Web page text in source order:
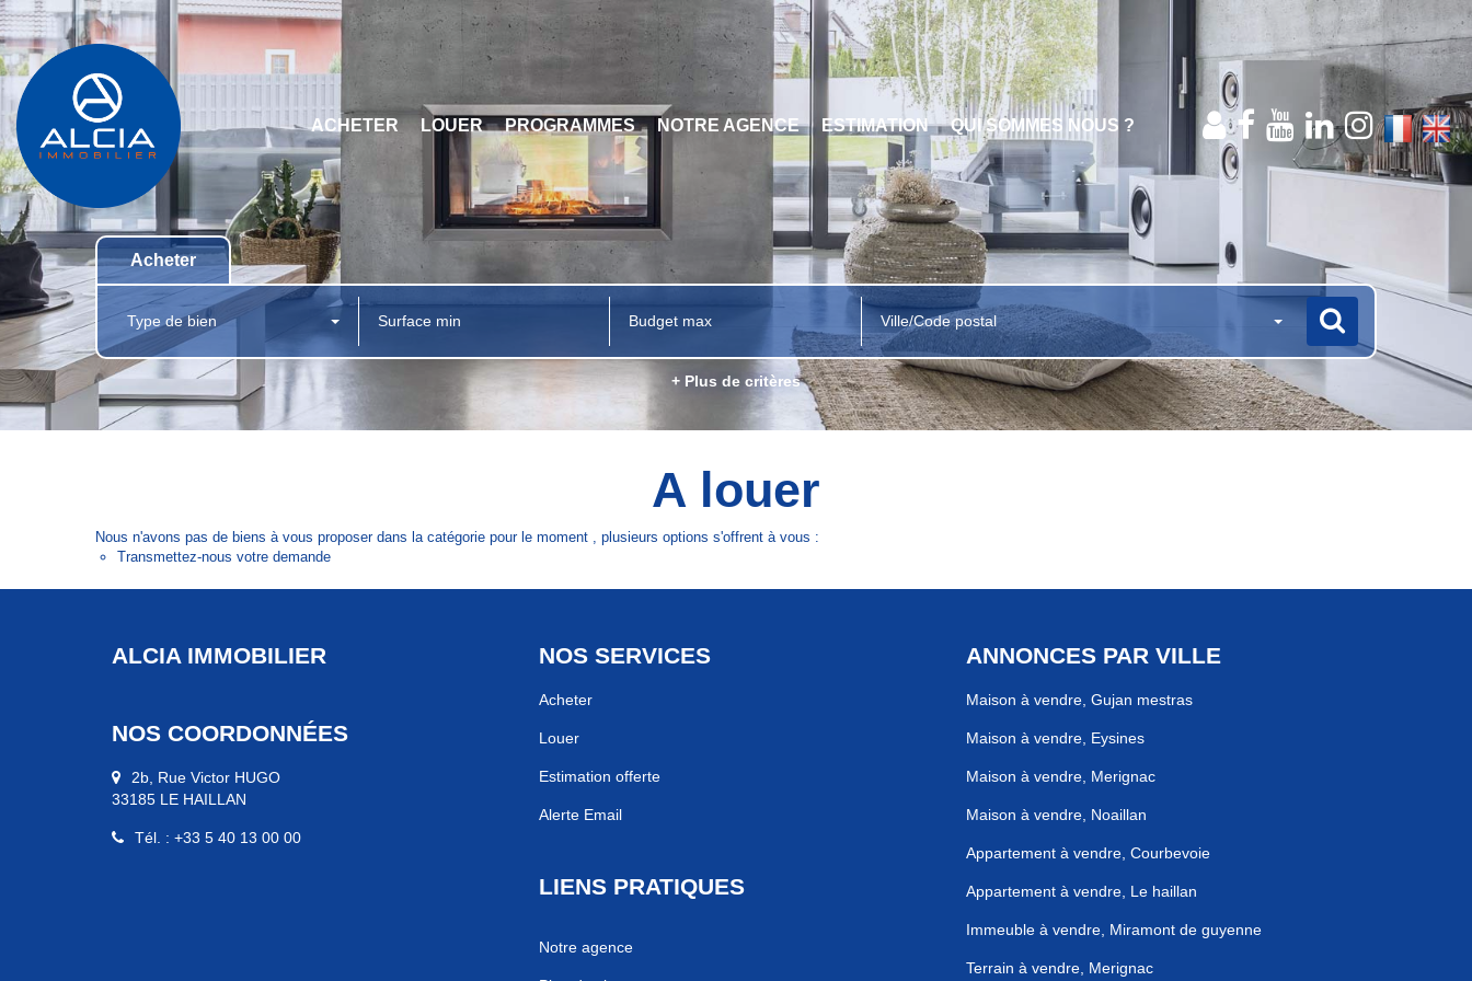
ACHETER LOUER PROGRAMMES NOTRE AGENCE ESTIMATION QUI SOMMES NOUS ?
Acheter
Type de bien Ville/Code postal
+ Plus de critères
A louer
Nous n'avons pas de biens à vous proposer dans la catégorie pour le moment , plusieurs options s'offrent à vous :
Transmettez-nous votre demande
ALCIA IMMOBILIER
NOS COORDONNÉES
2b, Rue Victor HUGO
33185 LE HAILLAN
Tél. : +33 5 40 13 00 00
NOS SERVICES
Acheter
Louer
Estimation offerte
Alerte Email
LIENS PRATIQUES
Notre agence
ANNONCES PAR VILLE
Maison à vendre, Gujan mestras
Maison à vendre, Eysines
Maison à vendre, Merignac
Maison à vendre, Noaillan
Appartement à vendre, Courbevoie
Appartement à vendre, Le haillan
Immeuble à vendre, Miramont de guyenne
Terrain à vendre, Merignac